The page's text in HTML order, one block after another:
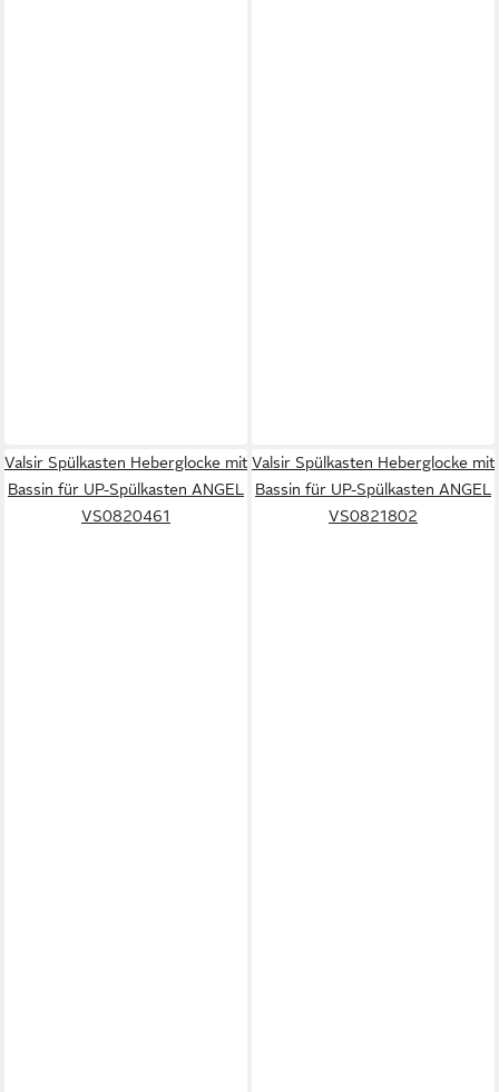
Valsir Spülkasten Heberglocke mit
Bassin für UP-Spülkasten ANGEL
VS0820461
Valsir Spülkasten Heberglocke mit
Bassin für UP-Spülkasten ANGEL
VS0821802